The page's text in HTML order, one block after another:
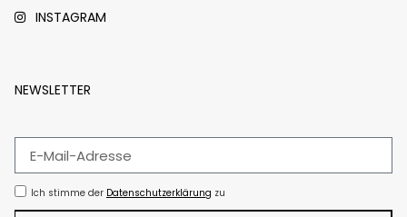
INSTAGRAM
NEWSLETTER
Ich stimme der Datenschutzerklärung zu